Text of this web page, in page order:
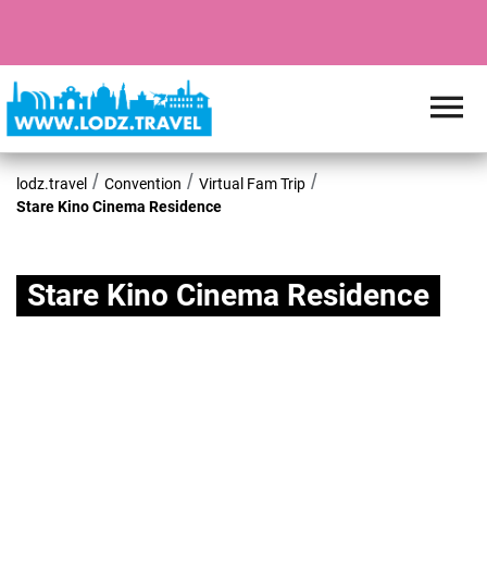
lodz.travel Convention
Virtual Fam Trip
Stare Kino Cinema Residence
Stare Kino Cinema Residence